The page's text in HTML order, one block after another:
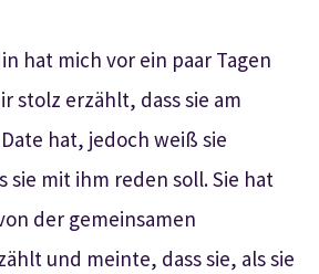
hat mich vor ein paar Tagen
stolz erzählt, dass sie am
hat, jedoch weiß sie
sie mit ihm reden soll. Sie hat
der gemeinsamen
und meinte, dass sie, als sie